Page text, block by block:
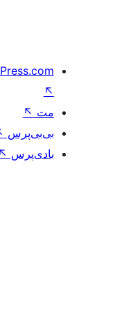
↖
مت ↖
بی‌بی‌پرس
بادی‌پرس